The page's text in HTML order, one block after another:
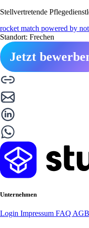
Stellvertretende
rocket match powered by
Standort: Frechen
Jetzt
Unternehmen
Login Impressum FAQ AGB